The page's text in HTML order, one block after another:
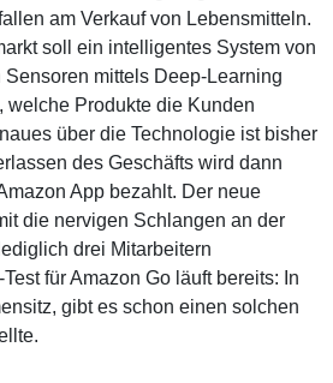
am Verkauf von Lebensmitteln.
soll ein intelligentes System von
mittels Deep-Learning
welche Produkte die Kunden
über die Technologie ist bisher
des Geschäfts wird dann
App bezahlt. Der neue
die nervigen Schlangen an der
drei Mitarbeitern
für Amazon Go läuft bereits: In
gibt es schon einen solchen